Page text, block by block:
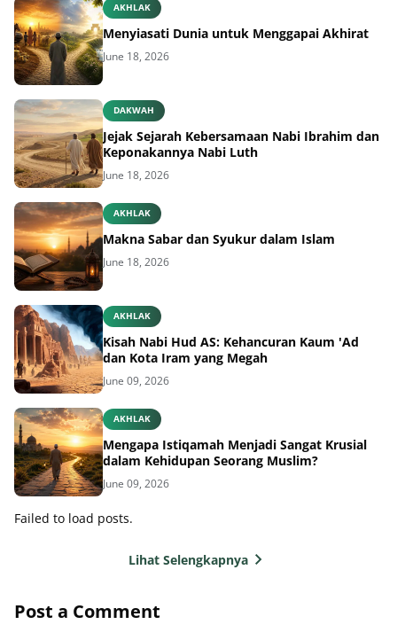
AKHLAK
Menyiasati Dunia untuk Menggapai Akhirat
June 18, 2026
DAKWAH
Jejak Sejarah Kebersamaan Nabi Ibrahim dan
Keponakannya Nabi Luth
June 18, 2026
AKHLAK
Makna Sabar dan Syukur dalam Islam
June 18, 2026
AKHLAK
Kisah Nabi Hud AS: Kehancuran Kaum 'Ad
dan Kota Iram yang Megah
June 09, 2026
AKHLAK
Mengapa Istiqamah Menjadi Sangat Krusial
dalam Kehidupan Seorang Muslim?
June 09, 2026
Failed to load posts.
Lihat Selengkapnya
Post a Comment